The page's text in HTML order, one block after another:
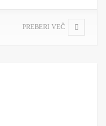
PREBERI VEČ